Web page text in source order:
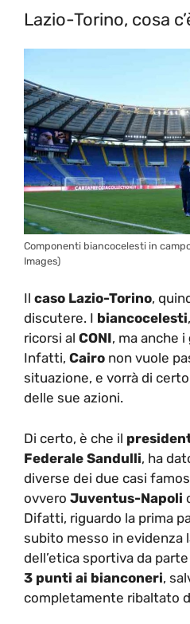
Lazio-Torino, cosa
Componenti biancocelesti in
Images)
Il caso Lazio-Torino,
discutere. I biancocelesti
ricorsi al CONI, ma anche i
Infatti, Cairo non vuole
situazione, e vorrà di
delle sue azioni.
Di certo, è che il
Federale Sandulli, ha
diverse dei due casi
ovvero Juventus-Napoli
Difatti, riguardo la prima
subito messo in evidenza
dell’etica sportiva da
3 punti ai bianconeri,
completamente ribaltato